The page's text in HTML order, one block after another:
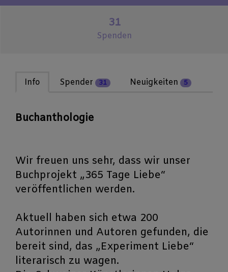
31
Spenden
Info Spender 31 Neuigkeiten 5
Buchanthologie
Wir freuen uns sehr, dass wir unser
Buchprojekt „365 Tage Liebe“
veröffentlichen werden.
Aktuell haben sich etwa 200
Autorinnen und Autoren gefunden, die
bereit sind, das „Experiment Liebe“
literarisch zu wagen.